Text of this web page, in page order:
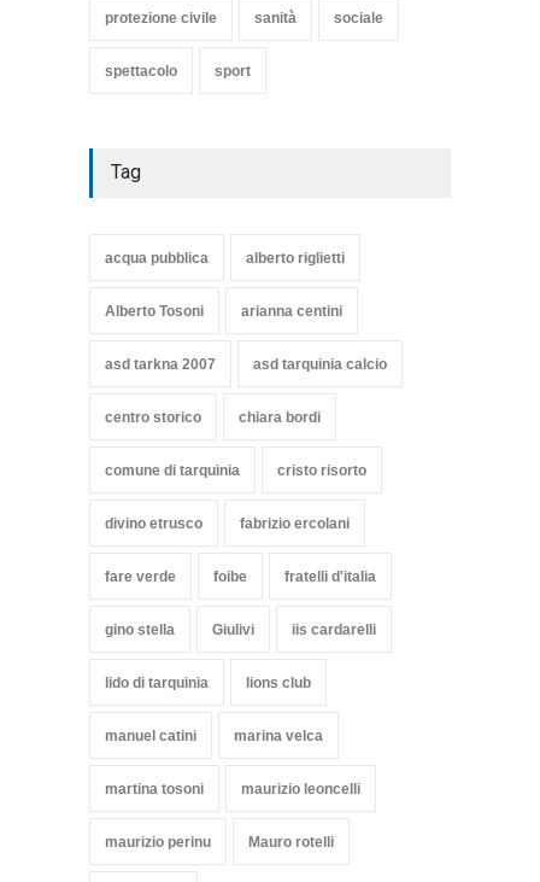
protezione civile sanità sociale
spettacolo sport
Tag
acqua pubblica alberto riglietti
Alberto Tosoni arianna centini
asd tarkna 2007 asd tarquinia calcio
centro storico chiara bordi
comune di tarquinia cristo risorto
divino etrusco fabrizio ercolani
fare verde foibe fratelli d'italia
gino stella Giulivi iis cardarelli
lido di tarquinia lions club
manuel catini marina velca
martina tosoni maurizio leoncelli
maurizio perinu Mauro rotelli